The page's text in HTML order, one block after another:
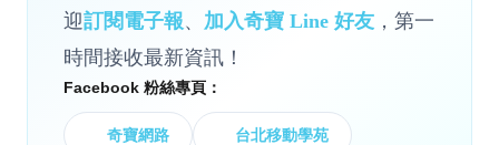
迎訂閱電子報、 加入奇寶 Line 好友 ，第一
時間接收最新資訊！
Facebook 粉絲專頁：
奇寶網路 台北移動學苑